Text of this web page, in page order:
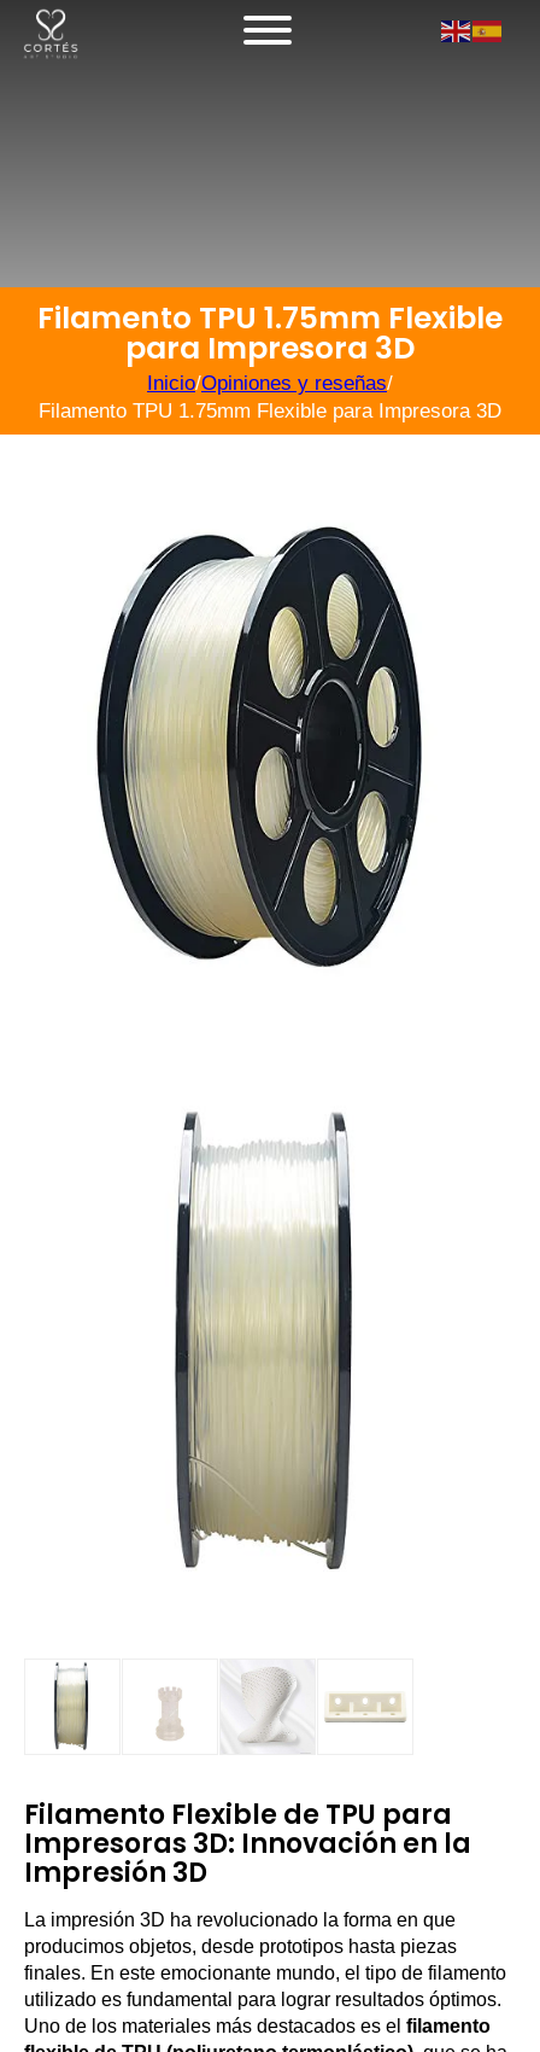
Filamento TPU 1.75mm Flexible
para Impresora 3D
Inicio/Opiniones y reseñas/
Filamento TPU 1.75mm Flexible para Impresora 3D
Filamento Flexible de TPU para
Impresoras 3D: Innovación en la
Impresión 3D
La impresión 3D ha revolucionado la forma en que
producimos objetos, desde prototipos hasta piezas
finales. En este emocionante mundo, el tipo de filamento
utilizado es fundamental para lograr resultados óptimos.
Uno de los materiales más destacados es el filamento